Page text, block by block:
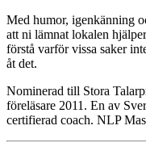
Med humor, igenkänning
att ni lämnat lokalen
förstå varför vissa saker
åt det.
Nominerad till Stora
föreläsare 2011. En av
certifierad coach. NLP